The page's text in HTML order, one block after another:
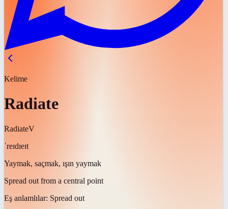
Kelime
Radiate
RadiateV
ˈreɪdɪeɪt
Yaymak, saçmak, ışın yaymak
Spread out from a central point
Eş anlamlılar: Spread out